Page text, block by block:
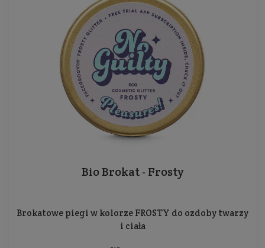
Bio Brokat - Frosty
Brokatowe piegi w kolorze FROSTY do ozdoby twarzy
i ciała